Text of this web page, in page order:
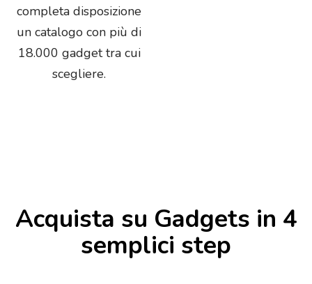
completa disposizione
un catalogo con più di
18.000 gadget tra cui
scegliere.
Acquista su Gadgets in 4
semplici step